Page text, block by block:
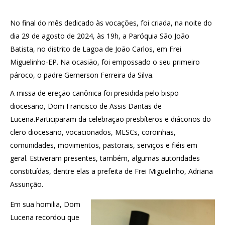
No final do mês dedicado às vocações, foi criada, na noite do
dia 29 de agosto de 2024, às 19h, a Paróquia São João
Batista, no distrito de Lagoa de João Carlos, em Frei
Miguelinho-EP. Na ocasião, foi empossado o seu primeiro
pároco, o padre Gemerson Ferreira da Silva.
A missa de ereção canônica foi presidida pelo bispo
diocesano, Dom Francisco de Assis Dantas de
Lucena.Participaram da celebração presbíteros e diáconos do
clero diocesano, vocacionados, MESCs, coroinhas,
comunidades, movimentos, pastorais, serviços e fiéis em
geral. Estiveram presentes, também, algumas autoridades
constituídas, dentre elas a prefeita de Frei Miguelinho, Adriana
Assunção.
Em sua homilia, Dom
Lucena recordou que